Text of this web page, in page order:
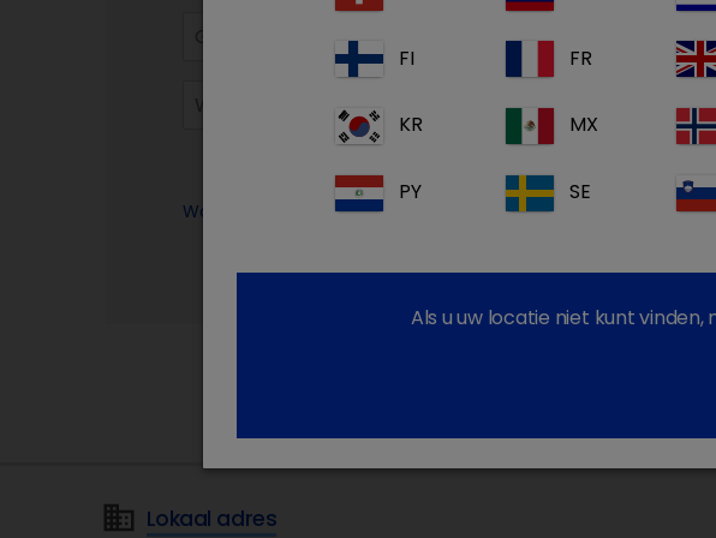
Wachtwoord vergeten?
Lokaal adres
FI FR
KR MX
PY SE
Als u uw locatie niet kunt